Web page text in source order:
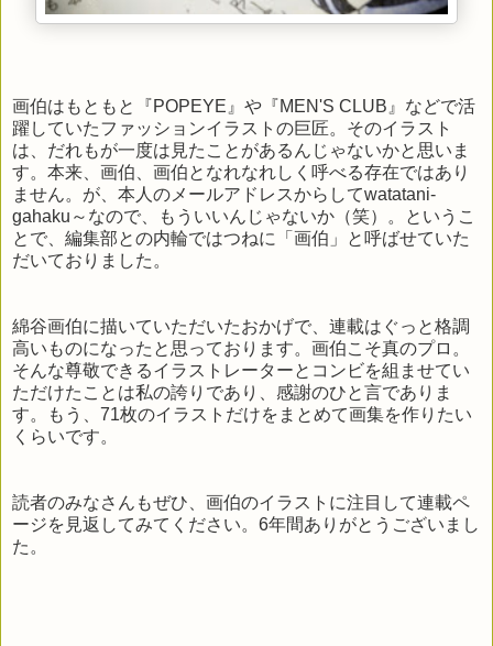
画伯はもともと『POPEYE』や『MEN'S CLUB』などで活
躍していたファッションイラストの巨匠。そのイラスト
は、だれもが一度は見たことがあるんじゃないかと思いま
す。本来、画伯、画伯となれなれしく呼べる存在ではあり
ません。が、本人のメールアドレスからしてwatatani-
gahaku～なので、もういいんじゃないか（笑）。というこ
とで、編集部との内輪ではつねに「画伯」と呼ばせていた
だいておりました。
綿谷画伯に描いていただいたおかげで、連載はぐっと格調
高いものになったと思っております。画伯こそ真のプロ。
そんな尊敬できるイラストレーターとコンビを組ませてい
ただけたことは私の誇りであり、感謝のひと言でありま
す。もう、71枚のイラストだけをまとめて画集を作りたい
くらいです。
読者のみなさんもぜひ、画伯のイラストに注目して連載ペ
ージを見返してみてください。6年間ありがとうございまし
た。